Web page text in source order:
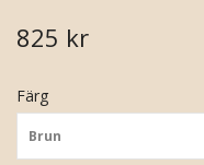
825 kr
Färg
Brun